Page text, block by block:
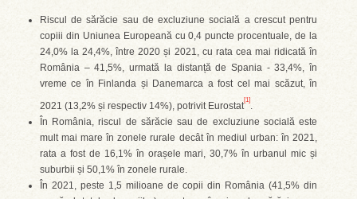
Riscul de sărăcie sau de excluziune socială a crescut pentru
copiii din Uniunea Europeană cu 0,4 puncte procentuale, de la
24,0% la 24,4%, între 2020 și 2021, cu rata cea mai ridicată în
România – 41,5%, urmată la distanță de Spania - 33,4%, în
vreme ce în Finlanda și Danemarca a fost cel mai scăzut, în
2021 (13,2% și respectiv 14%), potrivit Eurostat
[1]
.
În România, riscul de sărăcie sau de excluziune socială este
mult mai mare în zonele rurale decât în mediul urban: în 2021,
rata a fost de 16,1% în orașele mari, 30,7% în urbanul mic și
suburbii și 50,1% în zonele rurale.
În 2021, peste 1,5 milioane de copii din România (41,5% din